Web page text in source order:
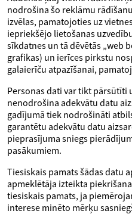
nodrošina šo reklāmu
izvēlas, pamatojoties uz
iepriekšējo lietošanas
sīkdatnes un tā dēvētās „web
grafikas) un ierīces pirkstu
galaierīču atpazīšanai,
Personas dati var tikt pārsūtīti
nenodrošina adekvātu datu
gadījumā tiek nodrošināti
garantētu adekvātu datu
pieprasījuma sniegs
pasākumiem.
Tiesiskais pamats šādas datu
apmeklētāja izteikta
tiesiskais pamats, ja
interese minēto mērķu